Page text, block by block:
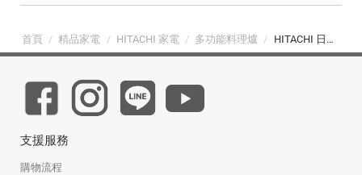
首頁 / 精品家電 / HITACHI 家電 / 多功能料理爐 / HITACHI 日立 30L 過熱水蒸氣烘烤微波爐 珍珠白 (MRO-W1000YT)
支援服務
購物流程